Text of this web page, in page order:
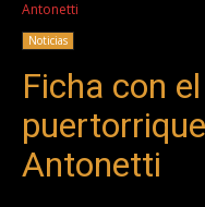
Antonetti
Noticias
Ficha con
Antonetti